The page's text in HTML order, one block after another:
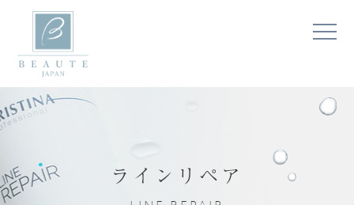
ラインリペア